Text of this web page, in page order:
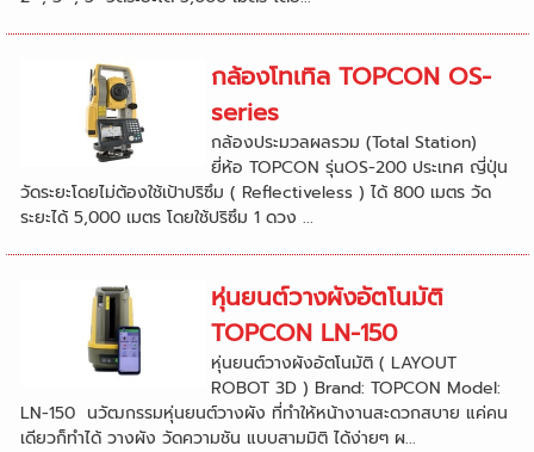
กล้องโทเทิล TOPCON OS-
series
กล้องประมวลผลรวม (Total Station)
ยี่ห้อ TOPCON รุ่นOS-200 ประเทศ ญี่ปุ่น
วัดระยะโดยไม่ต้องใช้เป้าปริซึม ( Reflectiveless ) ได้ 800 เมตร วัด
ระยะได้ 5,000 เมตร โดยใช้ปริซึม 1 ดวง ...
หุ่นยนต์วางผังอัตโนมัติ
TOPCON LN-150
หุ่นยนต์วางผังอัตโนมัติ ( LAYOUT
ROBOT 3D ) Brand: TOPCON Model:
LN-150 ‍ นวัฒกรรมหุ่นยนต์วางผัง ที่ทำให้หน้างานสะดวกสบาย แค่คน
เดียวก็ทำได้ วางผัง วัดความชัน แบบสามมิติ ได้ง่ายๆ ผ...